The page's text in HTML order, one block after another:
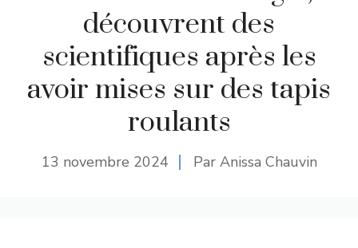
découvrent des
scientifiques après les
avoir mises sur des tapis
roulants
13 novembre 2024 Par Anissa Chauvin